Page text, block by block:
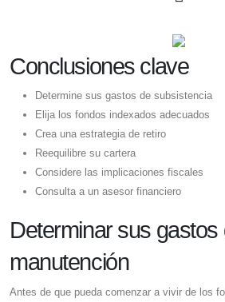
Conclusiones clave
Determine sus gastos de subsistencia
Elija los fondos indexados adecuados
Crea una estrategia de retiro
Reequilibre su cartera
Considere las implicaciones fiscales
Consulta a un asesor financiero
Determinar sus gastos
manutención
Antes de que pueda comenzar a vivir de los